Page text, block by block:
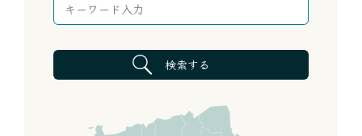
検索する